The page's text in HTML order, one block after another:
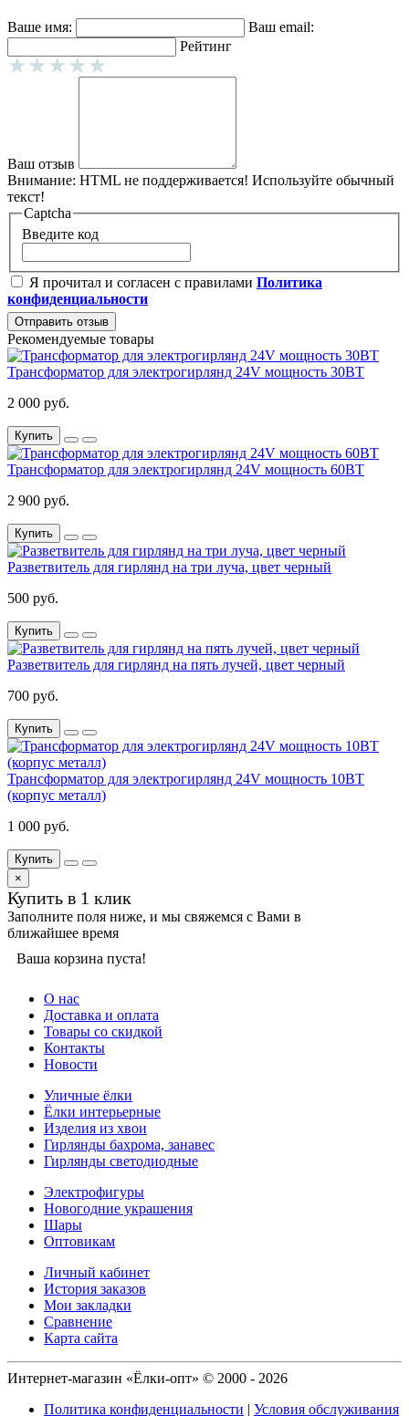
Ваше имя:
Ваш email:
Рейтинг
Ваш отзыв
Внимание: HTML не поддерживается! Используйте обычный
текст!
Captcha
Введите код
Я прочитал и согласен с правилами Политика
конфиденциальности
Отправить отзыв
Рекомендуемые товары
Трансформатор для электрогирлянд 24V мощность 30ВТ
2 000 руб.
Купить
Трансформатор для электрогирлянд 24V мощность 60ВТ
2 900 руб.
Купить
Разветвитель для гирлянд на три луча, цвет черный
500 руб.
Купить
Разветвитель для гирлянд на пять лучей, цвет черный
700 руб.
Купить
Трансформатор для электрогирлянд 24V мощность 10ВТ
(корпус металл)
1 000 руб.
Купить
×
Купить в 1 клик
Заполните поля ниже, и мы свяжемся с Вами в
ближайшее время
Ваша корзина пуста!
О нас
Доставка и оплата
Товары со скидкой
Контакты
Новости
Уличные ёлки
Ёлки интерьерные
Изделия из хвои
Гирлянды бахрома, занавес
Гирлянды светодиодные
Электрофигуры
Новогодние украшения
Шары
Оптовикам
Личный кабинет
История заказов
Мои закладки
Сравнение
Карта сайта
Интернет-магазин «Ёлки-опт» © 2000 - 2026
Политика конфиденциальности | Условия обслуживания